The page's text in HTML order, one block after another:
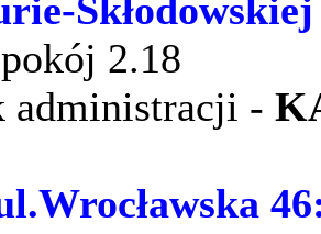
Skłodowskiej
2.18
administracji -